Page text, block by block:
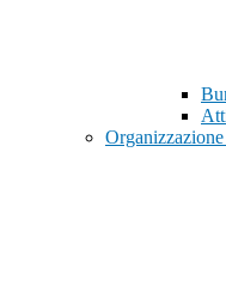
Organizzazione